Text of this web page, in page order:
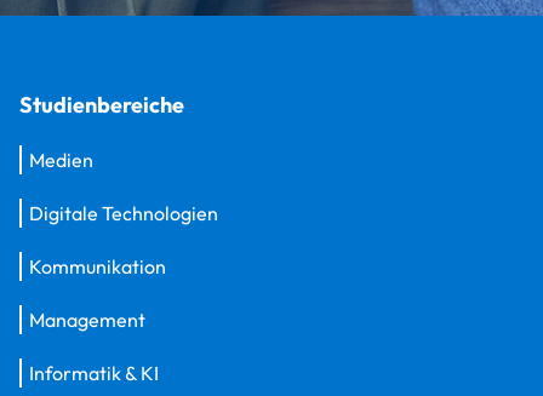
Studienbereiche
Medien
Digitale Technologien
Kommunikation
Management
Informatik & KI